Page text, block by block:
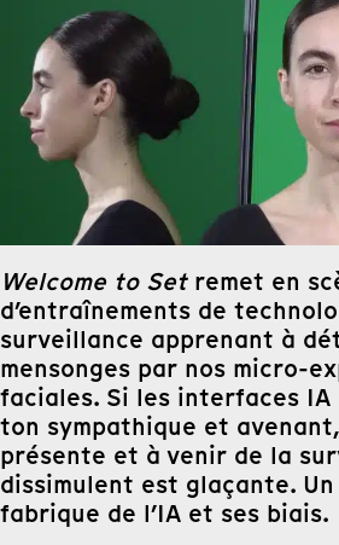
Welcome to Set remet en
d’entraînements de
surveillance apprenant à
mensonges par nos micro-
faciales. Si les interfaces
ton sympathique et
présente et à venir de la
dissimulent est glaçante.
fabrique de l’IA et ses biais.